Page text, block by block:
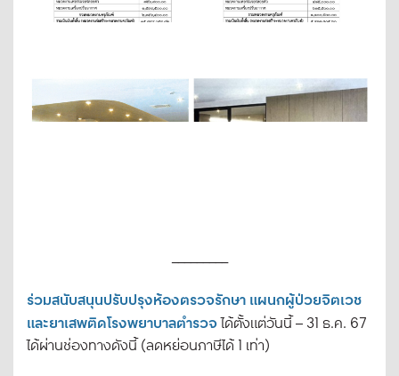
_________
ร่วมสนับสนุนปรับปรุงห้องตรวจรักษา แผนกผู้ป่วยจิตเวช
และยาเสพติดโรงพยาบาลตำรวจได้ตั้งแต่วันนี้ – 31 ธ.ค. 67
ได้ผ่านช่องทางดังนี้ (ลดหย่อนภาษีได้ 1 เท่า)